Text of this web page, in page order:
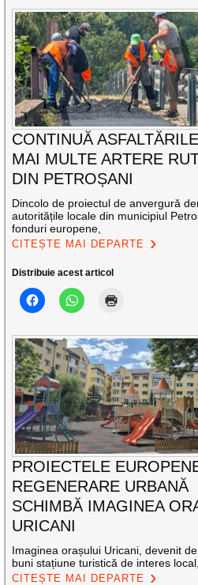
CONTINUĂ
MAI MULTE ARTERE
DIN PETROȘANI
Dincolo de proiectul de anvergură
autoritățile locale din municipiul
fonduri europene,
CITEȘTE MAI DEPARTE
Distribuie acest articol
PROIECTELE
REGENERARE URBANĂ
SCHIMBĂ IMAGINEA
URICANI
Imaginea orașului Uricani, devenit
buni stațiune turistică de interes
CITEȘTE MAI DEPARTE